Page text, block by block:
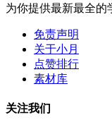
为你提供最新最全的
免责声明
关于小月
点赞排行
素材库
关注我们